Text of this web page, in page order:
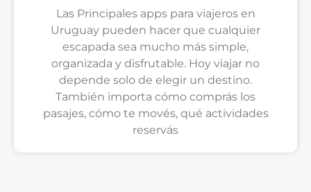
Las Principales apps para viajeros en
Uruguay pueden hacer que cualquier
escapada sea mucho más simple,
organizada y disfrutable. Hoy viajar no
depende solo de elegir un destino.
También importa cómo comprás los
pasajes, cómo te movés, qué actividades
reservás